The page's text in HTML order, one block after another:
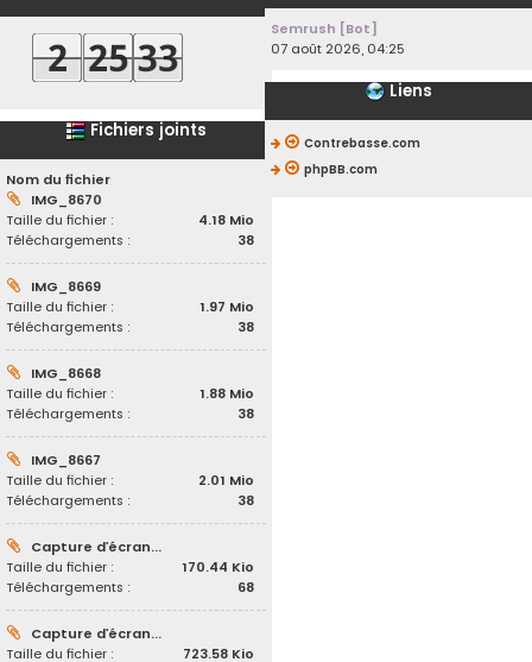
Fichiers joints
Nom du fichier
IMG_8670
Taille du fichier :
4.18 Mio
Téléchargements :
38
IMG_8669
Taille du fichier :
1.97 Mio
Téléchargements :
38
IMG_8668
Taille du fichier :
1.88 Mio
Téléchargements :
38
IMG_8667
Taille du fichier :
2.01 Mio
Téléchargements :
38
Capture d’écran...
Taille du fichier :
170.44 Kio
Téléchargements :
68
Capture d’écran...
Taille du fichier :
723.58 Kio
Semrush [Bot]
07 août 2026, 04:25
Liens
Contrebasse.com
phpBB.com